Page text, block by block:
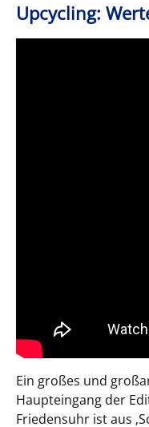
Upcycling:
Ein großes und
Haupteingang der
Friedensuhr ist aus